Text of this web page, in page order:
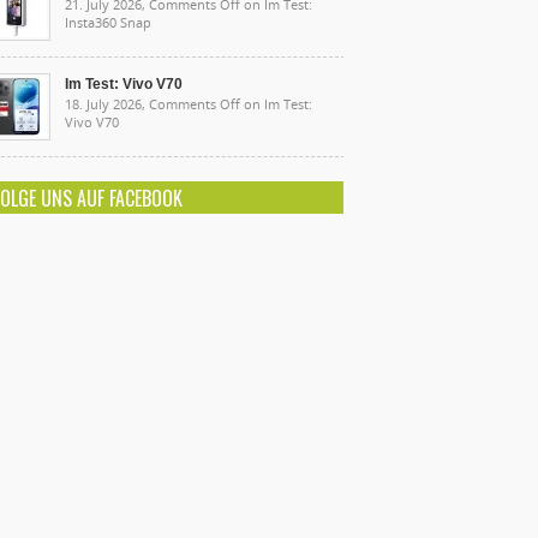
21. July 2026, Comments Off on Im Test:
Insta360 Snap
Im Test: Vivo V70
18. July 2026, Comments Off on Im Test:
Vivo V70
UNS AUF FACEBOOK